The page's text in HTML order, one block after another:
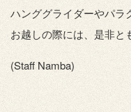
ハンググライダーやパラ
お越しの際には、是非と
(Staff Namba)